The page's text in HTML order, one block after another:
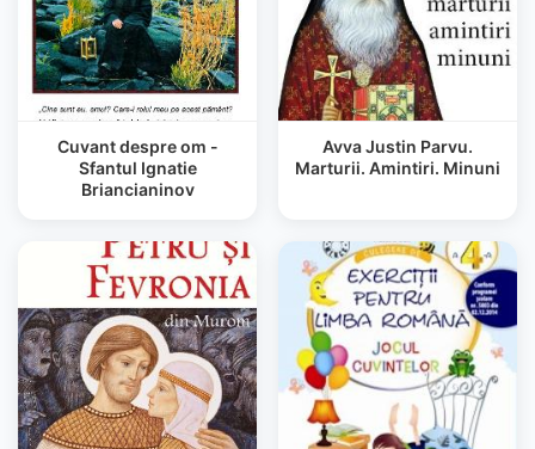
Cuvant despre om -
Sfantul Ignatie
Briancianinov
Avva Justin Parvu.
Marturii. Amintiri. Minuni